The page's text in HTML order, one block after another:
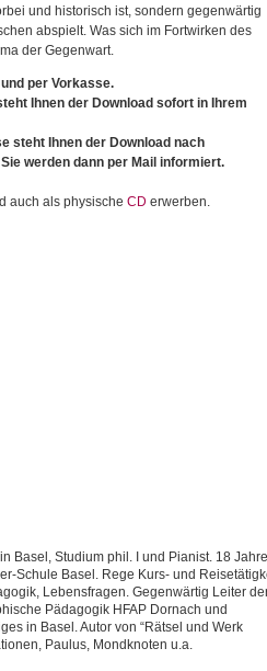
und historisch ist, sondern gegenwärtig
abspielt. Was sich im Fortwirken des
der Gegenwart.
per Vorkasse.
Ihnen der Download sofort in Ihrem
steht Ihnen der Download nach
werden dann per Mail informiert.
auch als physische CD erwerben.
Basel, Studium phil. I und Pianist. 18 Jahre
Schule Basel. Rege Kurs- und
Lebensfragen. Gegenwärtig Leiter
Pädagogik HFAP Dornach und
in Basel. Autor von “Rätsel und Werk
Paulus, Mondknoten u.a.